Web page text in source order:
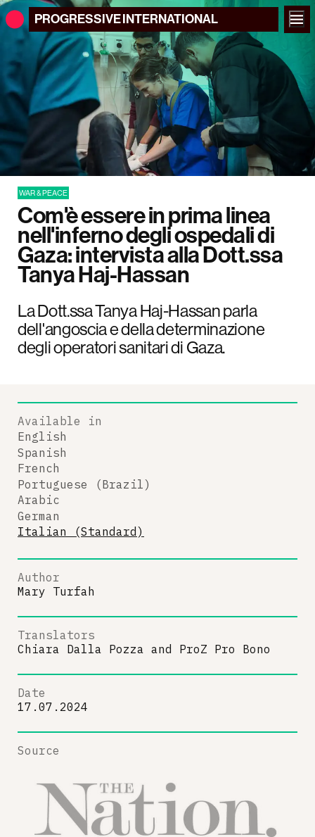
PROGRESSIVEINTERNATIONAL
WAR & PEACE
Com'è essere in prima linea
nell'inferno degli ospedali di
Gaza: intervista alla Dott.ssa
Tanya Haj-Hassan
La Dott.ssa Tanya Haj-Hassan parla
dell'angoscia e della determinazione
degli operatori sanitari di Gaza.
Available in
English
Spanish
French
Portuguese (Brazil)
Arabic
German
Italian (Standard)
Author
Mary Turfah
Translators
Chiara Dalla Pozza and ProZ Pro Bono
Date
17.07.2024
Source